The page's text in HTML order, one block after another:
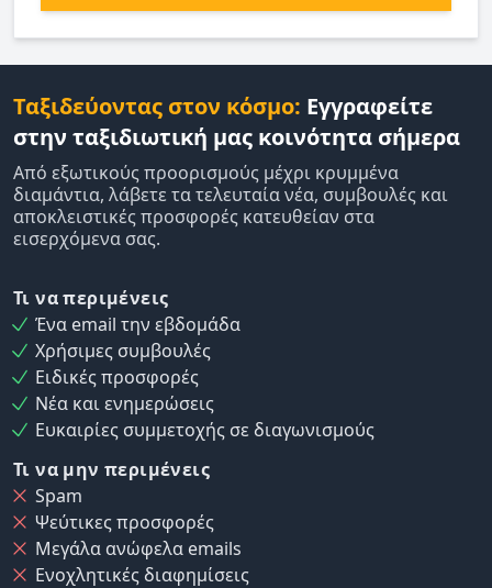
Ταξιδεύοντας στον κόσμο: Εγγραφείτε
στην ταξιδιωτική μας κοινότητα σήμερα
Από εξωτικούς προορισμούς μέχρι κρυμμένα
διαμάντια, λάβετε τα τελευταία νέα, συμβουλές και
αποκλειστικές προσφορές κατευθείαν στα
εισερχόμενα σας.
Τι να περιμένεις
Ένα email την εβδομάδα
Χρήσιμες συμβουλές
Ειδικές προσφορές
Νέα και ενημερώσεις
Ευκαιρίες συμμετοχής σε διαγωνισμούς
Τι να μην περιμένεις
Spam
Ψεύτικες προσφορές
Μεγάλα ανώφελα emails
Ενοχλητικές διαφημίσεις